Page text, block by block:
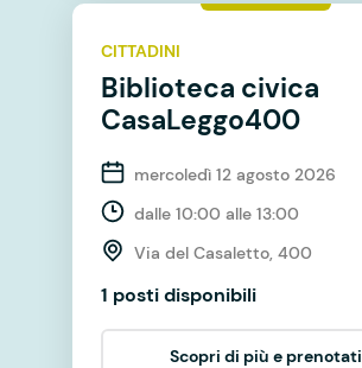
CITTADINI
Biblioteca civica
CasaLeggo400
mercoledì 12 agosto 2026
dalle 10:00 alle 13:00
Via del Casaletto, 400
1 posti disponibili
Scopri di più e prenotati